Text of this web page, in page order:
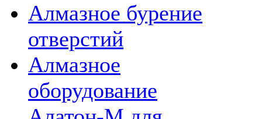
Алмазное бурение
отверстий
Алмазное
оборудование